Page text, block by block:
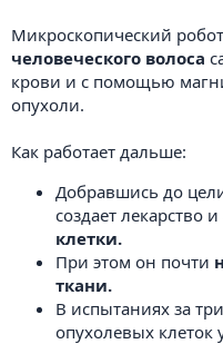
Микроскопический
человеческого волоса
крови и с помощью
опухоли.
Как работает дальше:
Добравшись до
создает лекарство и
клетки.
При этом он почти
ткани.
В испытаниях за
опухолевых клеток